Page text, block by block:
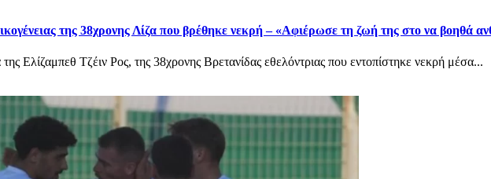
της 38χρονης Λίζα που βρέθηκε νεκρή – «Αφιέρωσε τη ζωή της στο να βοηθά
Ελίζαμπεθ Τζέιν Ρος, της 38χρονης Βρετανίδας εθελόντριας που εντοπίστηκε νεκρή μέσα...